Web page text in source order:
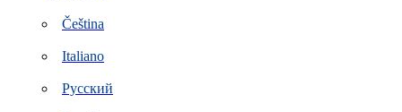
Čeština
Italiano
Русский